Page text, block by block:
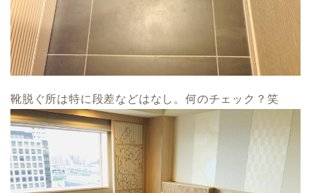
靴脱ぐ所は特に段差などはなし。何のチェック？笑